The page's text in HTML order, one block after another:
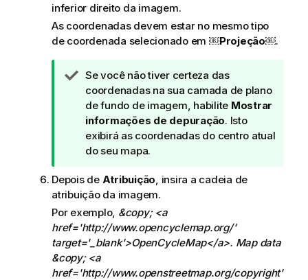
inferior direito da imagem.
As coordenadas devem estar no mesmo tipo
de coordenada selecionado em ￼Projeção￼.
N
o
t
a
d
e
i
c
a
Se você não tiver certeza das
coordenadas na sua camada de plano
de fundo de imagem, habilite Mostrar
informações de depuração. Isto
exibirá as coordenadas do centro atual
do seu mapa.
Depois de Atribuição , insira a cadeia de
atribuição da imagem.
Por exemplo, &copy; <a
href='http://www.opencyclemap.org/'
target='_blank'>OpenCycleMap</a>. Map data
&copy; <a
href='http://www.openstreetmap.org/copyright'